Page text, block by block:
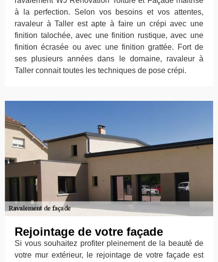
à la perfection. Selon vos besoins et vos attentes,
ravaleur à Taller est apte à faire un crépi avec une
finition talochée, avec une finition rustique, avec une
finition écrasée ou avec une finition grattée. Fort de
ses plusieurs années dans le domaine, ravaleur à
Taller connait toutes les techniques de pose crépi.
Rejointage de votre façade
Si vous souhaitez profiter pleinement de la beauté de
votre mur extérieur, le rejointage de votre façade est